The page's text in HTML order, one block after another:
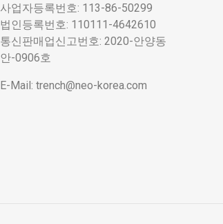
사업자등록번호: 113-86-50299
법인등록번호: 110111-4642610
통신판매업신고번호: 2020-안양동
안-0906호
E-Mail: trench@neo-korea.com